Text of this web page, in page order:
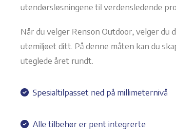
utendørsløsningene til verdensledende
Når du velger Renson Outdoor, velger
utemiljøet ditt. På denne måten kan du
uteglede året rundt.
Spesialtilpasset ned på millimeternivå
Alle tilbehør er pent integrerte